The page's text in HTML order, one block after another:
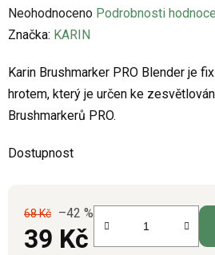
Průměrné
hodnocení
je
0,0
z
hvězdiček.
Neohodnoceno Podrobnosti
Značka: KARIN
Karin Brushmarker PRO Blender je
hrotem, který je určen ke
Brushmarkerů PRO.
Dostupnost
68 Kč –42 %
39 Kč